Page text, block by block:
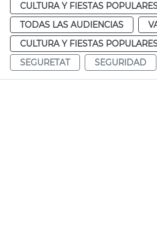
CULTURA Y FIESTAS
TODAS LAS AUDIENCIAS
CULTURA Y FIESTAS
SEGURETAT
SEGURIDAD